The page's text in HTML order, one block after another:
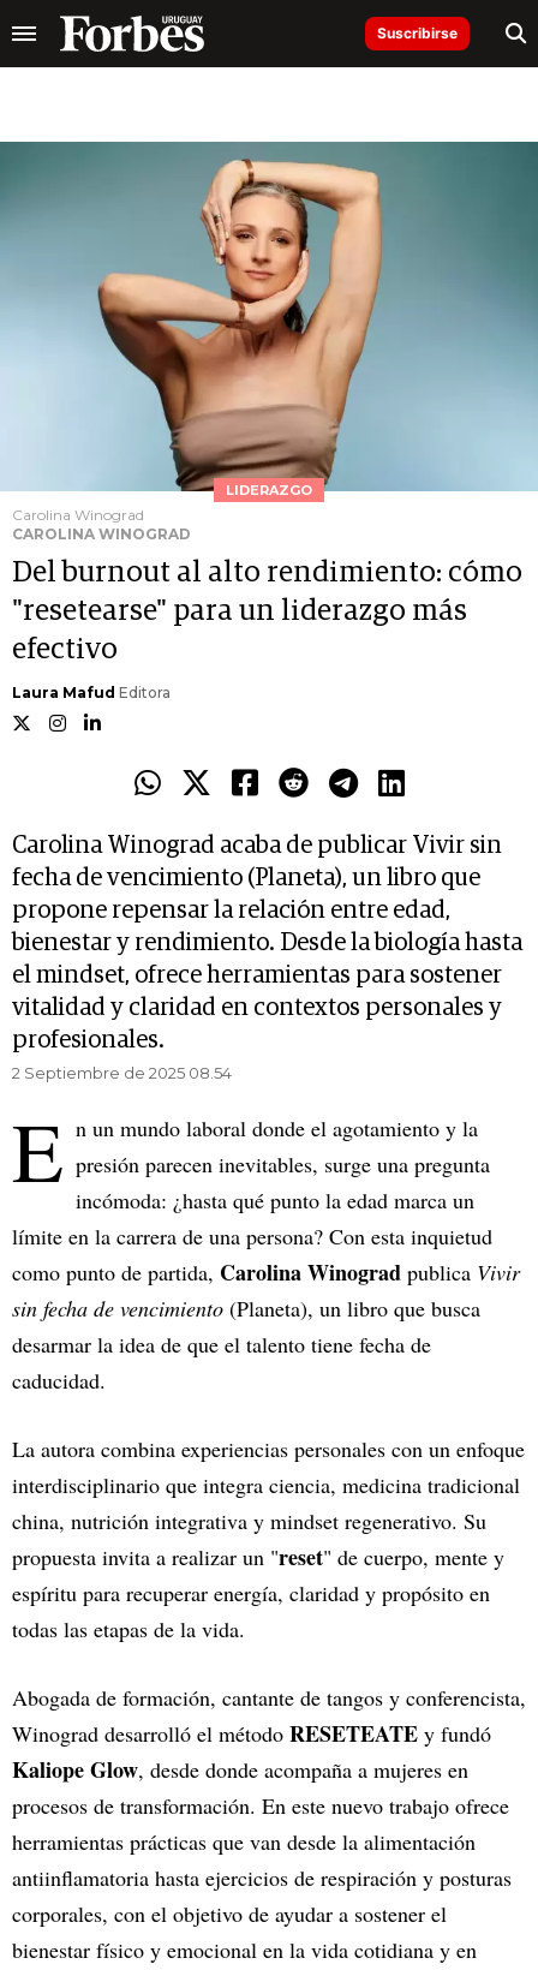
Suscribirse
LIDERAZGO
Carolina Winograd
CAROLINA WINOGRAD
Del burnout al alto rendimiento: cómo
"resetearse" para un liderazgo más
efectivo
Laura Mafud Editora
Carolina Winograd acaba de publicar Vivir sin
fecha de vencimiento (Planeta), un libro que
propone repensar la relación entre edad,
bienestar y rendimiento. Desde la biología hasta
el mindset, ofrece herramientas para sostener
vitalidad y claridad en contextos personales y
profesionales.
2 Septiembre de 2025 08.54
E n un mundo laboral donde el agotamiento y la
presión parecen inevitables, surge una pregunta
incómoda: ¿hasta qué punto la edad marca un
límite en la carrera de una persona? Con esta inquietud
como punto de partida, Carolina Winograd publica Vivir
sin fecha de vencimiento (Planeta), un libro que busca
desarmar la idea de que el talento tiene fecha de
caducidad.
La autora combina experiencias personales con un enfoque
interdisciplinario que integra ciencia, medicina tradicional
china, nutrición integrativa y mindset regenerativo. Su
propuesta invita a realizar un "reset" de cuerpo, mente y
espíritu para recuperar energía, claridad y propósito en
todas las etapas de la vida.
Abogada de formación, cantante de tangos y conferencista,
Winograd desarrolló el método RESETEATE y fundó
Kaliope Glow, desde donde acompaña a mujeres en
procesos de transformación. En este nuevo trabajo ofrece
herramientas prácticas que van desde la alimentación
antiinflamatoria hasta ejercicios de respiración y posturas
corporales, con el objetivo de ayudar a sostener el
bienestar físico y emocional en la vida cotidiana y en